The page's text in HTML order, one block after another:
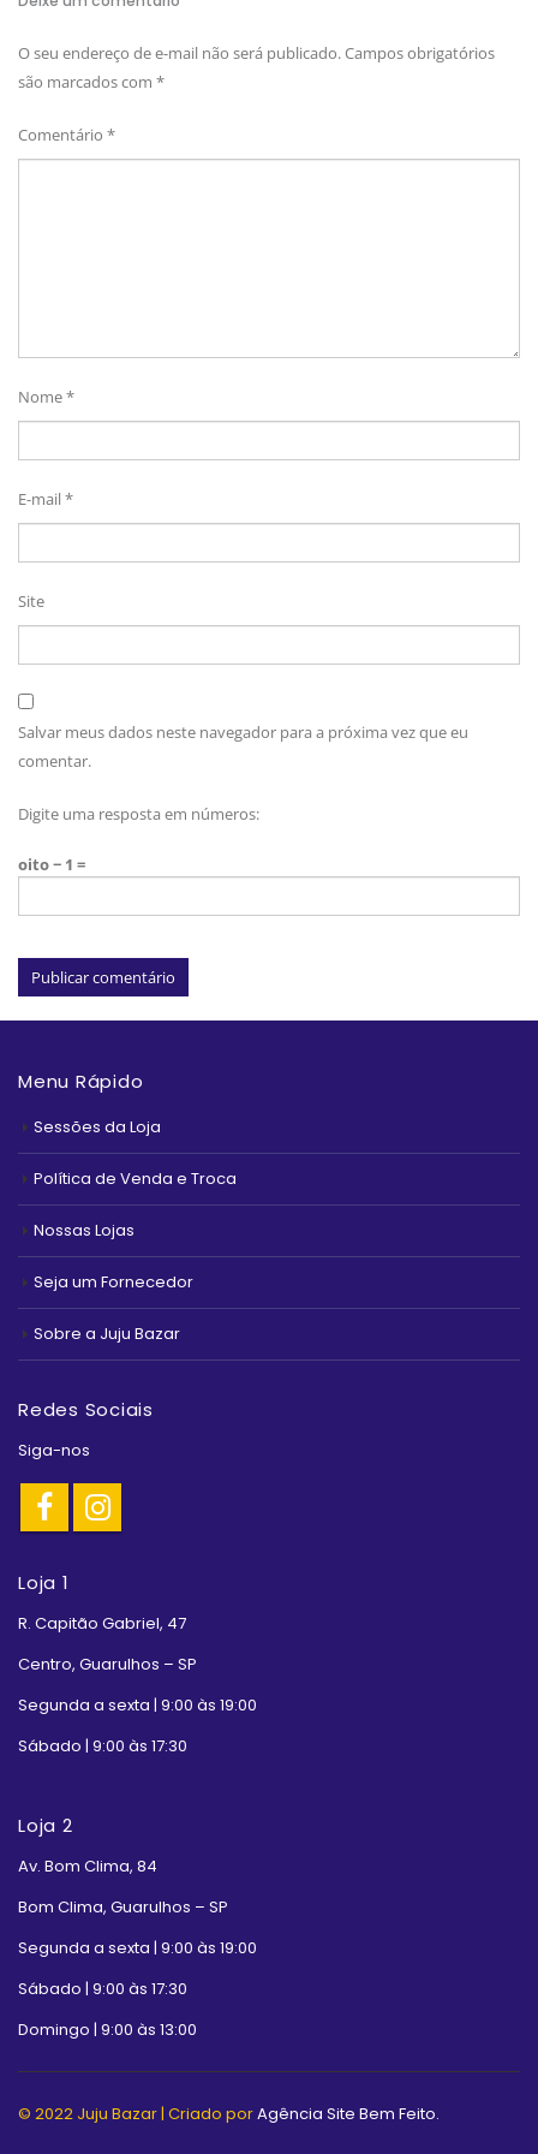
O seu endereço de e-mail não será publicado.Campos obrigatórios
são marcados com *
Comentário *
Nome*
E-mail*
Site
Salvar meus dados neste navegador para a próxima vez que eu
comentar.
Digite uma resposta em números:
oito − 1 =
Menu Rápido
Sessões da Loja
Política de Venda e Troca
Nossas Lojas
Seja um Fornecedor
Sobre a Juju Bazar
Redes Sociais
Siga-nos
Loja 1
R. Capitão Gabriel, 47
Centro, Guarulhos – SP
Segunda a sexta | 9:00 às 19:00
Sábado | 9:00 às 17:30
Loja 2
Av. Bom Clima, 84
Bom Clima, Guarulhos – SP
Segunda a sexta | 9:00 às 19:00
Sábado | 9:00 às 17:30
Domingo | 9:00 às 13:00
© 2022 Juju Bazar | Criado porAgência Site Bem Feito.